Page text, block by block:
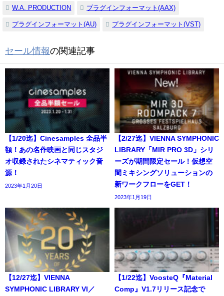
W.A. PRODUCTION プラグインフォーマット(AAX)
プラグインフォーマット(AU) プラグインフォーマット(VST)
セール情報の関連記事
【1/20迄】Cinesamples 全品半
額！あの名作映画と同じスタジ
オ収録されたシネマティック音
源！
2023年1月20日
【2/27迄】VIENNA SYMPHONIC
LIBRARY「MIR PRO 3D」シリ
ーズが期間限定セール！仮想空
間ミキシングソリューションの
新ワークフローをGET！
2023年1月19日
【12/27迄】VIENNA
SYMPHONIC LIBRARY VI／
【1/22迄】VoosteQ『Material
Comp』V1.7リリース記念で